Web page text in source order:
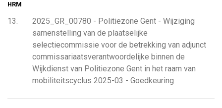
HRM
13
2025_GR_00780 - Politiezone Gent - Wijziging
samenstelling van de plaatselijke
selectiecommissie voor de betrekking van adjunct
commissariaatsverantwoordelijke binnen de
Wijkdienst van Politiezone Gent in het raam van
mobiliteitscyclus 2025-03 - Goedkeuring